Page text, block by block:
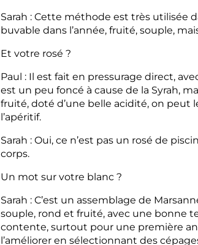
Sarah : Cette méthode est très utilisée
buvable dans l’année, fruité, souple,
Et votre rosé ?
Paul : Il est fait en pressurage direct,
est un peu foncé à cause de la Syrah,
fruité, doté d’une belle acidité, on peut
l’apéritif.
Sarah : Oui, ce n’est pas un rosé de
corps.
Un mot sur votre blanc ?
Sarah : C’est un assemblage de
souple, rond et fruité, avec une bonne
contente, surtout pour une première
l’améliorer en sélectionnant des